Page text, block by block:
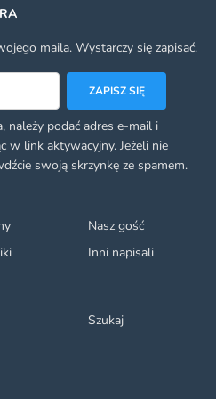
Nasz gość
Inni napisali
Szukaj
maila. Wystarczy się zapisać.
ZAPISZ SIĘ
należy podać adres e-mail i
w link aktywacyjny. Jeżeli nie
swoją skrzynkę ze spamem.